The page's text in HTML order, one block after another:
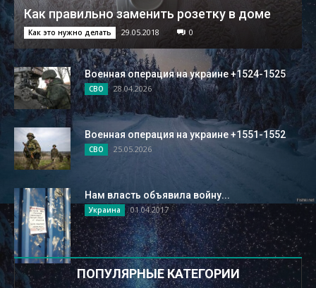
Как правильно заменить розетку в доме
Как это нужно делать 29.05.2018 0
Военная операция на украине +1524-1525
СВО 28.04.2026
Военная операция на украине +1551-1552
СВО 25.05.2026
Нам власть объявила войну...
Украина 01.04.2017
ПОПУЛЯРНЫЕ КАТЕГОРИИ